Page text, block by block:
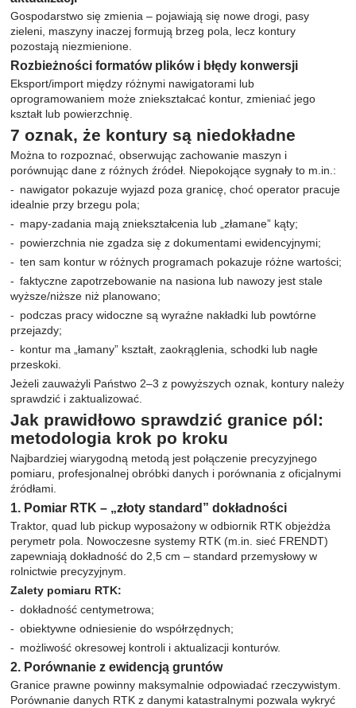
Gospodarstwo się zmienia – pojawiają się nowe drogi, pasy
zieleni, maszyny inaczej formują brzeg pola, lecz kontury
pozostają niezmienione.
Rozbieżności formatów plików i błędy konwersji
Eksport/import między różnymi nawigatorami lub
oprogramowaniem może zniekształcać kontur, zmieniać jego
kształt lub powierzchnię.
7 oznak, że kontury są niedokładne
Można to rozpoznać, obserwując zachowanie maszyn i
porównując dane z różnych źródeł. Niepokojące sygnały to m.in.:
nawigator pokazuje wyjazd poza granicę, choć operator pracuje
idealnie przy brzegu pola;
mapy-zadania mają zniekształcenia lub „złamane” kąty;
powierzchnia nie zgadza się z dokumentami ewidencyjnymi;
ten sam kontur w różnych programach pokazuje różne wartości;
faktyczne zapotrzebowanie na nasiona lub nawozy jest stale
wyższe/niższe niż planowano;
podczas pracy widoczne są wyraźne nakładki lub powtórne
przejazdy;
kontur ma „łamany” kształt, zaokrąglenia, schodki lub nagłe
przeskoki.
Jeżeli zauważyli Państwo 2–3 z powyższych oznak, kontury należy
sprawdzić i zaktualizować.
Jak prawidłowo sprawdzić granice pól:
metodologia krok po kroku
Najbardziej wiarygodną metodą jest połączenie precyzyjnego
pomiaru, profesjonalnej obróbki danych i porównania z oficjalnymi
źródłami.
1. Pomiar RTK – „złoty standard” dokładności
Traktor, quad lub pickup wyposażony w odbiornik RTK objeżdża
perymetr pola. Nowoczesne systemy RTK (m.in. sieć FRENDT)
zapewniają dokładność do 2,5 cm – standard przemysłowy w
rolnictwie precyzyjnym.
Zalety pomiaru RTK:
dokładność centymetrowa;
obiektywne odniesienie do współrzędnych;
możliwość okresowej kontroli i aktualizacji konturów.
2. Porównanie z ewidencją gruntów
Granice prawne powinny maksymalnie odpowiadać rzeczywistym.
Porównanie danych RTK z danymi katastralnymi pozwala wykryć